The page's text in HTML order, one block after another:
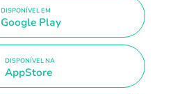
DISPONÍVEL EM
Google Play
DISPONÍVEL NA
AppStore